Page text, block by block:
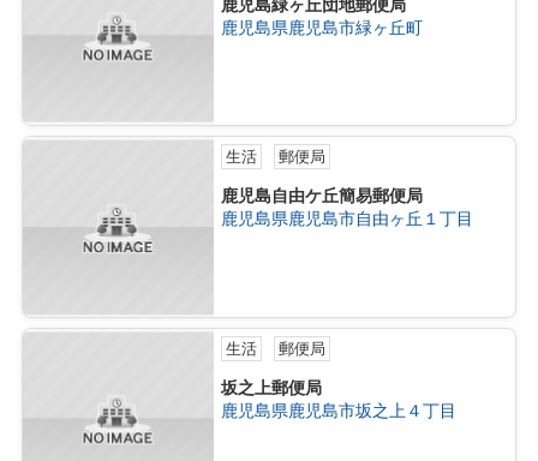
鹿児島緑ヶ丘団地郵便局
鹿児島県鹿児島市緑ヶ丘町
生活 郵便局
鹿児島自由ケ丘簡易郵便局
鹿児島県鹿児島市自由ヶ丘１丁目
生活 郵便局
坂之上郵便局
鹿児島県鹿児島市坂之上４丁目